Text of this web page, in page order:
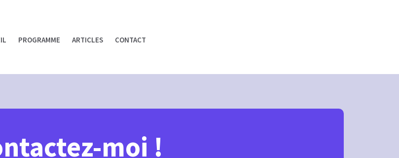
PROGRAMME ARTICLES CONTACT
moi !